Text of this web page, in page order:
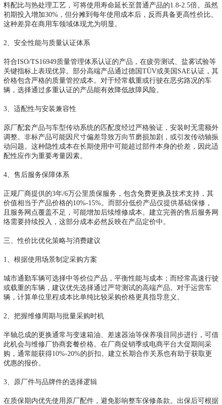
料配比与热处理工艺，可将使用寿命延长至普通产品的1.8-2.5倍。虽然
初期投入增加30%，但分摊到每年使用成本后，反而具备更高性价比。
这种差异在商用车领域体现尤为明显。
2、安全性能与质量认证体系
符合ISO/TS16949质量管理体系认证的产品，在疲劳测试、盐雾试验等
关键指标上表现优异。部分高端产品通过德国TÜV或美国SAE认证，其
价格包含严格的质量管控成本。对于经常载重或行驶在恶劣路况的车
辆，选择通过多重认证的产品能有效降低故障风险。
3、适配性与安装兼容性
原厂配套产品与车型传动系统的匹配度经过严格验证，安装时无需额外
调整。非标产品可能因尺寸偏差导致万向节磨损加剧，或引发传动轴振
动问题。这种隐性成本在长期使用中可能超过部件本身的价差，因此适
配性应作为重要考量因素。
4、售后服务保障体系
正规厂商提供的3年/6万公里质保服务，包含免费更换及技术支持，其
价值相当于产品价格的10%-15%。而部分低价产品仅提供基础保修，
且服务网点覆盖不足，可能增加后续维修成本。建立完善的售后服务网
络需要持续投入，这部分成本必然反映在产品定价中。
三、性价比优化策略与消费建议
1、根据使用场景制定采购方案
城市通勤车辆可选择中等价位产品，平衡性能与成本；而经常高速行驶
或载重的车辆，建议优先选择通过严苛测试的高端产品。对于运营车
辆，计算单位里程成本比单纯比较采购价格更具指导意义。
2、把握维修周期与批量采购时机
半轴总成的更换通常与变速箱油、差速器油等保养项目同步进行，可借
此机会与维修厂协商套餐价格。在厂商促销季或电商平台大促期间采
购，通常能获得10%-20%的折扣。建立长期合作关系也有助于获取更
优惠的报价。
3、原厂件与品牌件的选择逻辑
在质保期内优先使用原厂配件，避免影响整车保修条款。出保后可根据